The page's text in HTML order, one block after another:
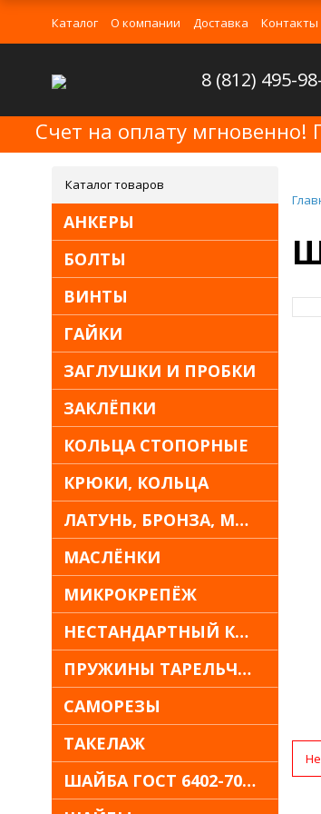
Каталог О компании Доставка Контакты
8 (812) 495-
Счет на оплату мгновенно!
Каталог товаров
АНКЕРЫ
БОЛТЫ
ВИНТЫ
ГАЙКИ
ЗАГЛУШКИ И ПРОБКИ
ЗАКЛЁПКИ
КОЛЬЦА СТОПОРНЫЕ
КРЮКИ, КОЛЬЦА
ЛАТУНЬ, БРОНЗА, МЕДЬ
МАСЛЁНКИ
МИКРОКРЕПЁЖ
НЕСТАНДАРТНЫЙ КРЕПЁЖ
ПРУЖИНЫ ТАРЕЛЬЧАТЫЕ
САМОРЕЗЫ
ТАКЕЛАЖ
ШАЙБА ГОСТ 6402-70 30Х13